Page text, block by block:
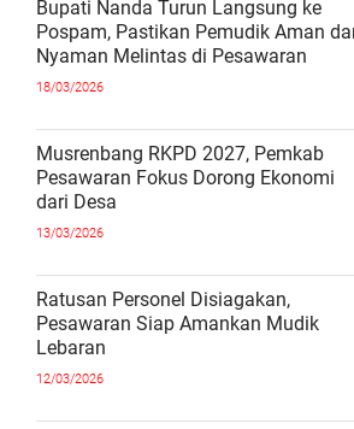
Bupati Nanda Turun Langsung ke
Pospam, Pastikan Pemudik Aman
Nyaman Melintas di Pesawaran
18/03/2026
Musrenbang RKPD 2027, Pemkab
Pesawaran Fokus Dorong Ekonomi
dari Desa
13/03/2026
Ratusan Personel Disiagakan,
Pesawaran Siap Amankan Mudik
Lebaran
12/03/2026